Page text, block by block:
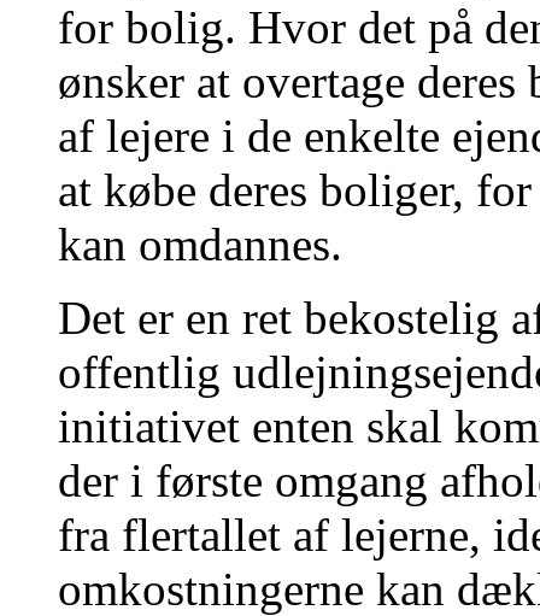
for bolig. Hvor det på
ønsker at overtage
af lejere i de enkelte
at købe deres boliger,
kan omdannes.
Det er en ret bekostelig
offentlig
initiativet enten skal
der i første omgang
fra flertallet af lejerne,
omkostningerne kan